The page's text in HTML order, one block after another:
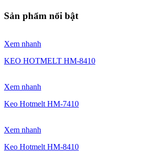
Sản phẩm nổi bật
Xem nhanh
KEO HOTMELT HM-8410
Xem nhanh
Keo Hotmelt HM-7410
Xem nhanh
Keo Hotmelt HM-8410